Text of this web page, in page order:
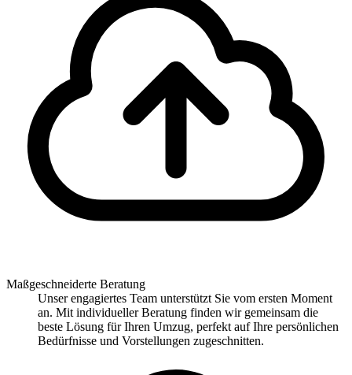
Maßgeschneiderte Beratung
Unser engagiertes Team unterstützt Sie vom ersten Moment
an. Mit individueller Beratung finden wir gemeinsam die
beste Lösung für Ihren Umzug, perfekt auf Ihre persönlichen
Bedürfnisse und Vorstellungen zugeschnitten.